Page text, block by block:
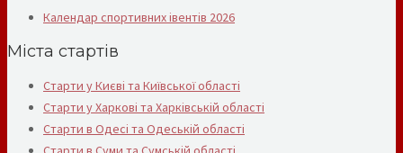
Календар спортивних івентів 2026
Міста стартів
Старти у Києві та Київської області
Старти у Харкові та Харківській області
Старти в Одесі та Одеській області